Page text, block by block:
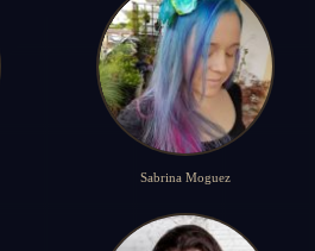
Sabrina Moguez